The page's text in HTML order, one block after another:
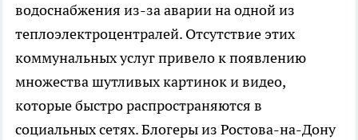
водоснабжения из-за аварии на одной из
теплоэлектроцентралей. Отсутствие этих
коммунальных услуг привело к появлению
множества шутливых картинок и видео,
которые быстро распространяются в
социальных сетях. Блогеры из Ростова-на-Дону